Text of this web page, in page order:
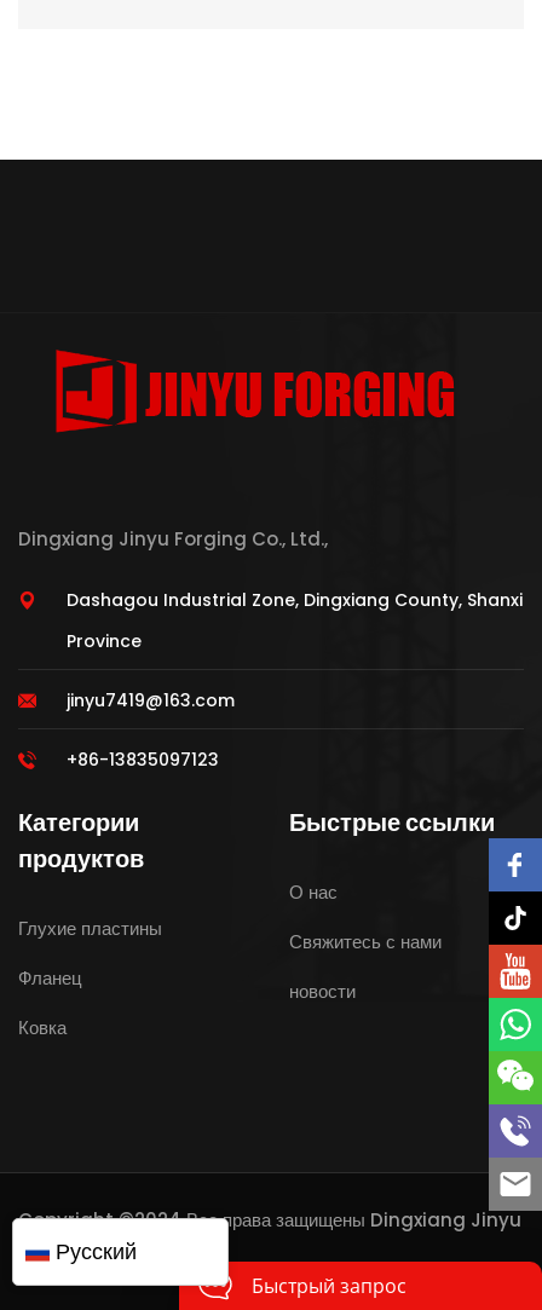
Dingxiang Jinyu Forging Co., Ltd.,
Dashagou Industrial Zone, Dingxiang County, Shanxi
Province
jinyu7419@163.com
+86-13835097123
Категории
продуктов
Глухие пластины
Фланец
Ковка
Быстрые ссылки
О нас
Свяжитесь с нами
новости
Copyright ©2024 Все права защищены Dingxiang Jinyu
Forging Co., Ltd.,
Быстрый запрос
Русский